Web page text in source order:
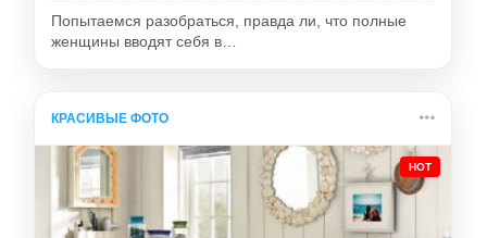
Попытаемся разобраться, правда ли, что полные
женщины вводят себя в…
КРАСИВЫЕ ФОТО
HOT